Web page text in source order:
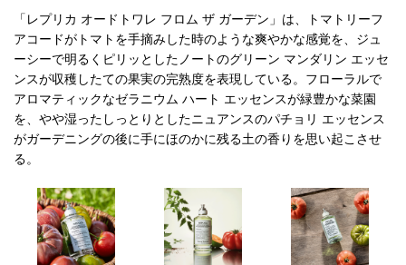
「レプリカ オードトワレ フロム ザ ガーデン」は、トマトリーフ
アコードがトマトを手摘みした時のような爽やかな感覚を、ジュ
ーシーで明るくピリッとしたノートのグリーン マンダリン エッセ
ンスが収穫したての果実の完熟度を表現している。フローラルで
アロマティックなゼラニウム ハート エッセンスが緑豊かな菜園
を、やや湿ったしっとりとしたニュアンスのパチョリ エッセンス
がガーデニングの後に手にほのかに残る土の香りを思い起こさせ
る。